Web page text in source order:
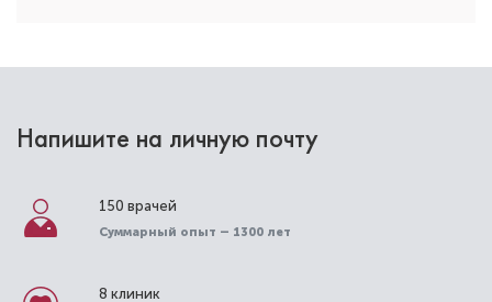
Напишите на личную почту
150 врачей
Суммарный опыт – 1300 лет
8 клиник